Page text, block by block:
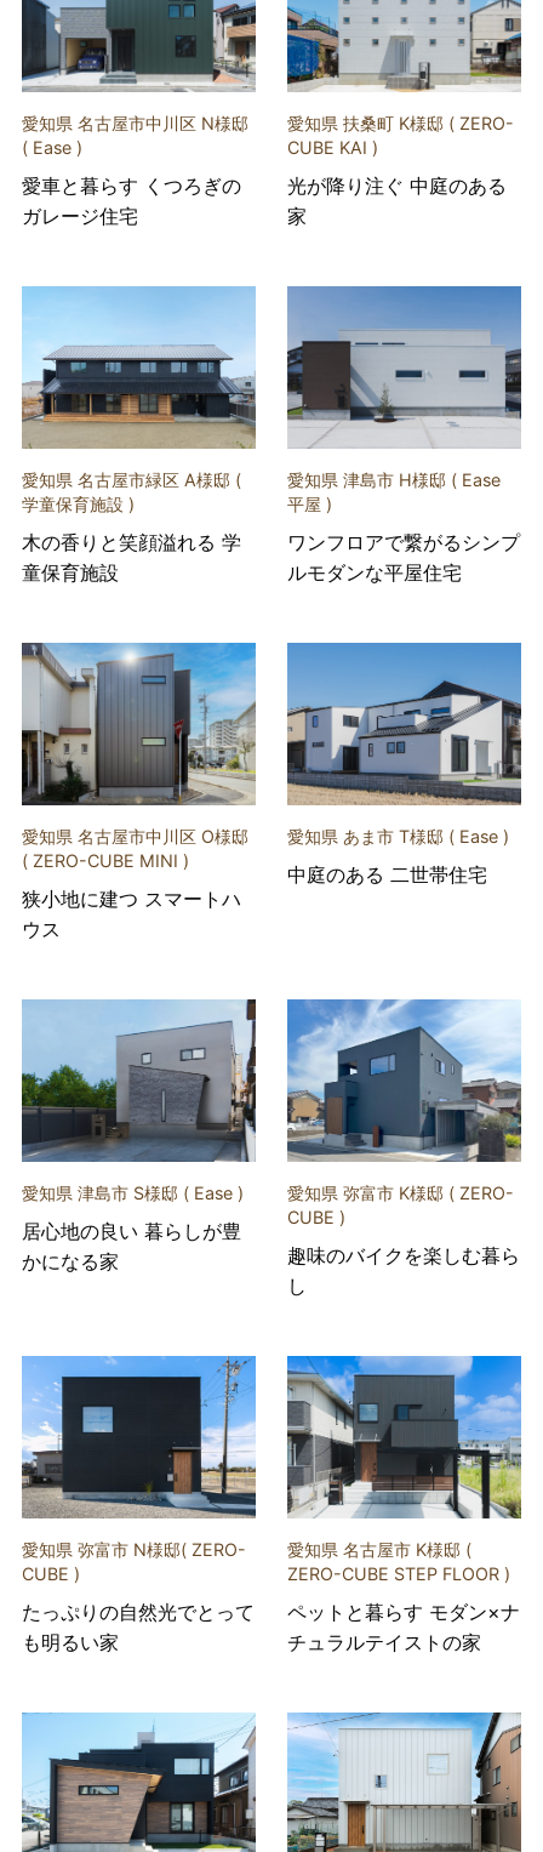
愛知県 名古屋市中川区 N様邸
( Ease )
愛車と暮らす くつろぎの
ガレージ住宅
愛知県 扶桑町 K様邸 ( ZERO-
CUBE KAI )
光が降り注ぐ 中庭のある
家
愛知県 名古屋市緑区 A様邸 (
学童保育施設 )
木の香りと笑顔溢れる 学
童保育施設
愛知県 津島市 H様邸 ( Ease
平屋 )
ワンフロアで繋がるシンプ
ルモダンな平屋住宅
愛知県 名古屋市中川区 O様邸
( ZERO-CUBE MINI )
狭小地に建つ スマートハ
ウス
愛知県 あま市 T様邸 ( Ease )
中庭のある 二世帯住宅
愛知県 津島市 S様邸 ( Ease )
居心地の良い 暮らしが豊
かになる家
愛知県 弥富市 K様邸 ( ZERO-
CUBE )
趣味のバイクを楽しむ暮ら
し
愛知県 弥富市 N様邸( ZERO-
CUBE )
たっぷりの自然光でとって
も明るい家
愛知県 名古屋市 K様邸 (
ZERO-CUBE STEP FLOOR )
ペットと暮らす モダン×ナ
チュラルテイストの家